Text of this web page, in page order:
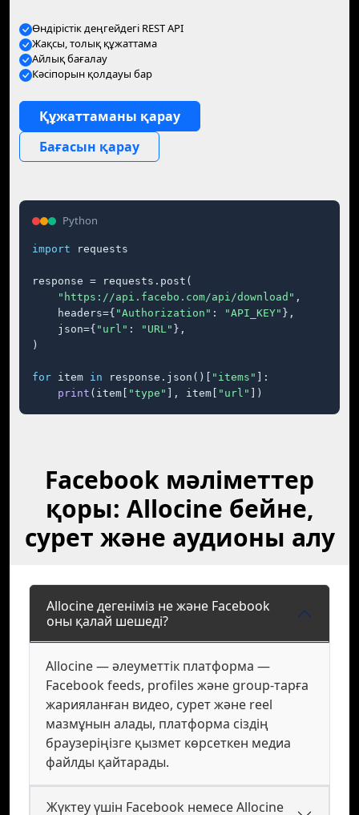
Өндірістік деңгейдегі REST API
Жақсы, толық құжаттама
Айлық бағалау
Кәсіпорын қолдауы бар
Құжаттаманы қарау
Бағасын қарау
Python
import requests
response = requests.post(
"https://api.facebo.com/api/download" ,
    headers={
"Authorization" : "API_KEY" },
    json={
"url" : "URL" },
)
for item in response.json()[ "items"
]:
print (item[ "type" ], item[ "url" ])
Facebook мәліметтер
қоры: Allocine бейне,
сурет және аудионы алу
Allocine дегеніміз не және Facebook
оны қалай шешеді?
Allocine — әлеуметтік платформа —
Facebook feeds, profiles және group-тарға
жарияланған видео, сурет және reel
мазмұнын алады, платформа сіздің
браузеріңізге қызмет көрсеткен медиа
файлды қайтарады.
Жүктеу үшін Facebook немесе Allocine